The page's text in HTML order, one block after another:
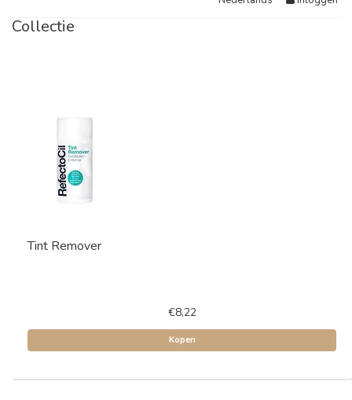
Collectie
Tint Remover
€8,22
Kopen